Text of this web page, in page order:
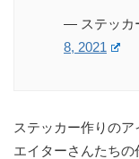
— ステッカ
8, 2021
ステッカー作りの
エイターさんたち